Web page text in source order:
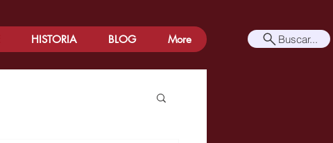
HISTORIA BLOG More Buscar...